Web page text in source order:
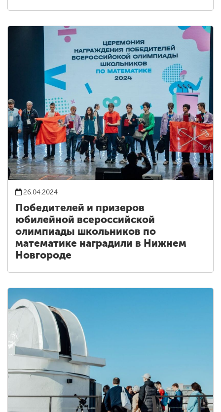
26.04.2024
Победителей и призеров
юбилейной всероссийской
олимпиады школьников по
математике наградили в Нижнем
Новгороде